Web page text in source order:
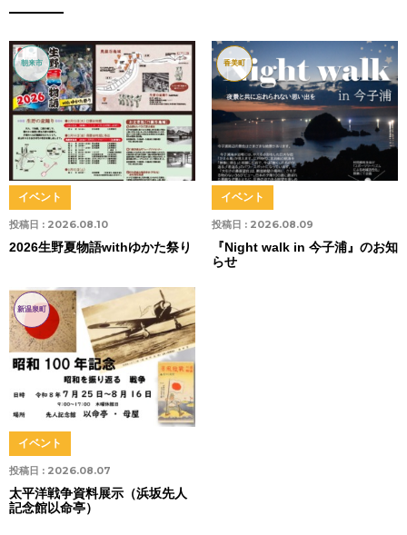
朝来市
投稿日 : 2026.08.10
イベント
2026生野夏物語withゆかた祭り
香美町
投稿日 : 2026.08.09
イベント
『Night walk in 今子浦』のお知
らせ
新温泉町
投稿日 : 2026.08.07
イベント
太平洋戦争資料展示（浜坂先人
記念館以命亭）